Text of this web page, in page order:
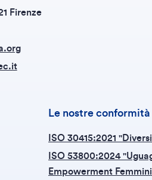
Firenze
Le nostre conformità
ISO 30415:2021
ISO 53800:2024
Empowerment